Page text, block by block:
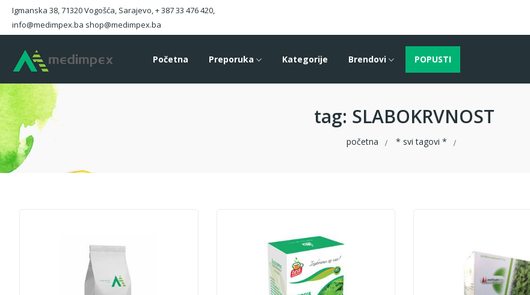
Igmanska 38, 71320 Vogošća, Sarajevo, + 387 33 476 420,
info@medimpex.ba shop@medimpex.ba
Početna Preporuka Kategorije Brendovi POPUSTI
tag: SLABOKRVNOST
početna * svi tagovi *